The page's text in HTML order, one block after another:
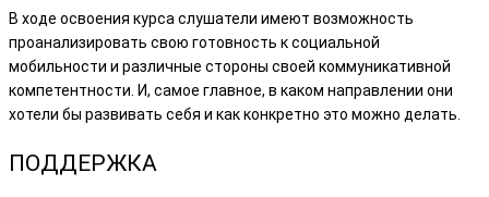
В ходе освоения курса слушатели имеют возможность
проанализировать свою готовность к социальной
мобильности и различные стороны своей коммуникативной
компетентности. И, самое главное, в каком направлении они
хотели бы развивать себя и как конкретно это можно делать.
ПОДДЕРЖКА